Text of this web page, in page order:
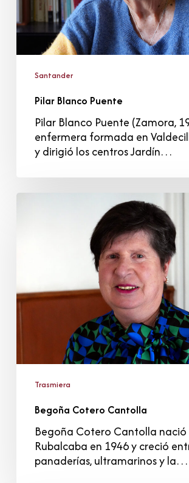
Santander
Pilar Blanco Puente
Pilar Blanco Puente (Zamora,
enfermera formada en
y dirigió los centros Jardín…
Begoña
Trasmiera
Begoña Cotero Cantolla
Begoña Cotero Cantolla nació
Rubalcaba en 1946 y creció
panaderías, ultramarinos y la…